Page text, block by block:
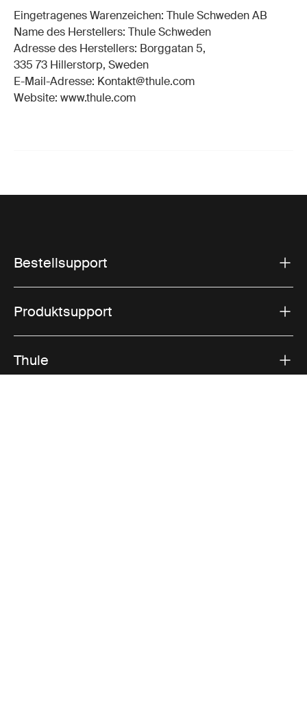
Eingetragenes Warenzeichen: Thule Schweden AB
Name des Herstellers: Thule Schweden
Adresse des Herstellers: Borggatan 5,
335 73 Hillerstorp, Sweden
E-Mail-Adresse: Kontakt@thule.com
Website: www.thule.com
Bestellsupport
Produktsupport
Thule